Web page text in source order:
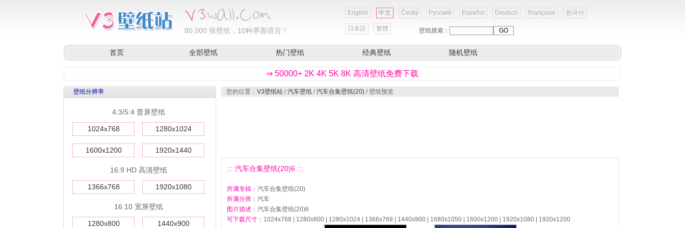
80,000 张壁纸，10种界面语言！
English 中文 Český Русский Español Deutsch Française 한국어
日本語 繁體 壁纸搜索：
首页 全部壁纸 热门壁纸 经典壁纸 随机壁纸
⇒ 50000+ 2K 4K 5K 8K 高清壁纸免费下载
壁纸分辨率
4:3/5:4 普屏壁纸
1024x768 1280x1024
1600x1200 1920x1440
16:9 HD 高清壁纸
1366x768 1920x1080
16:10 宽屏壁纸
1280x800 1440x900
您的位置： V3壁纸站 /汽车壁纸 /汽车合集壁纸(20) / 壁纸预览
::: 汽车合集壁纸(20)6 :::
所属专辑 ：汽车合集壁纸(20)
所属分类 ：汽车
图片描述 ：汽车合集壁纸(20)6
可下载尺寸 ：1024x768 | 1280x800 | 1280x1024 | 1366x768 | 1440x900 | 1680x1050 | 1600x1200 | 1920x1080 | 1920x1200